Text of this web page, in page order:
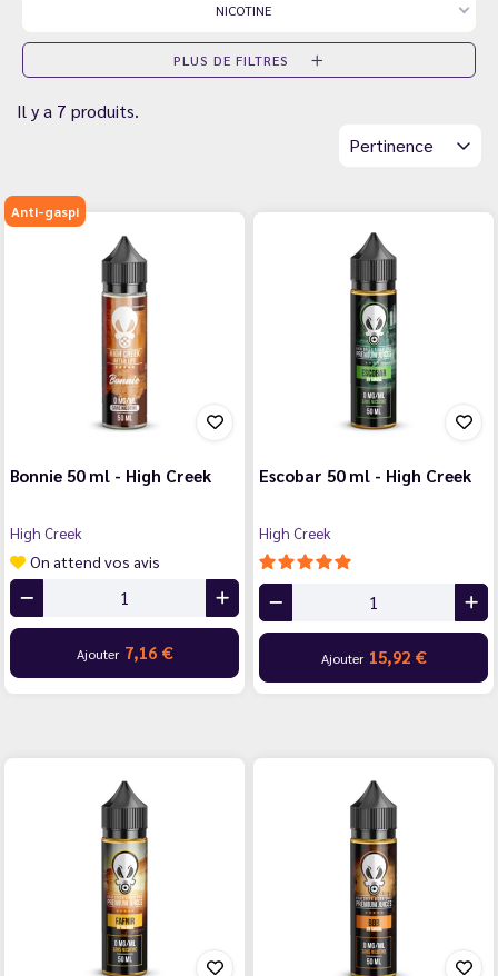
NICOTINE
PLUS DE FILTRES
Il y a 7 produits.
Pertinence
Anti-gaspi
Bonnie 50 ml - High Creek
High Creek
On attend vos avis
Ajouter 7,16 €
Escobar 50 ml - High Creek
High Creek
Ajouter 15,92 €